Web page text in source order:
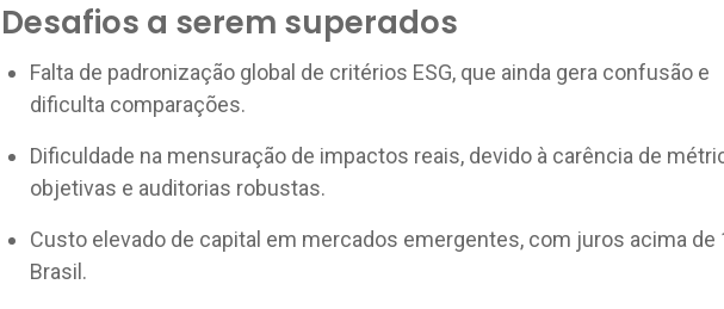
Desafios a serem superados
Falta de padronização global de critérios ESG, que ainda gera confusão e
dificulta comparações.
Dificuldade na mensuração de impactos reais, devido à carência de
objetivas e auditorias robustas.
Custo elevado de capital em mercados emergentes, com juros acima de
Brasil.